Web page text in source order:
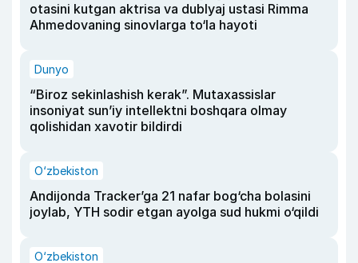
otasini kutgan aktrisa va dublyaj ustasi Rimma
Ahmedovaning sinovlarga to‘la hayoti
Dunyo
“Biroz sekinlashish kerak”. Mutaxassislar
insoniyat sun’iy intellektni boshqara olmay
qolishidan xavotir bildirdi
O‘zbekiston
Andijonda Tracker’ga 21 nafar bog‘cha bolasini
joylab, YTH sodir etgan ayolga sud hukmi o‘qildi
O‘zbekiston